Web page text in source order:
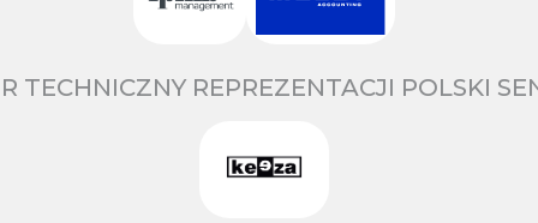
TECHNICZNY REPREZENTACJI POLSKI